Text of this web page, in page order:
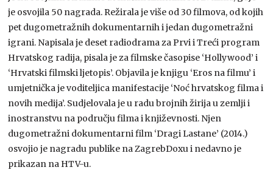
je osvojila 50 nagrada. Režirala je više od 30 filmova, od kojih
pet dugometražnih dokumentarnih i jedan dugometražni
igrani. Napisala je deset radiodrama za Prvi i Treći program
Hrvatskog radija, pisala je za filmske časopise ‘Hollywood’ i
‘Hrvatski filmski ljetopis’. Objavila je knjigu ‘Eros na filmu’ i
umjetnička je voditeljica manifestacije ‘Noć hrvatskog filma i
novih medija’. Sudjelovala je u radu brojnih žirija u zemlji i
inostranstvu na području filma i književnosti. Njen
dugometražni dokumentarni film ‘Dragi Lastane’ (2014.)
osvojio je nagradu publike na ZagrebDoxu i nedavno je
prikazan na HTV-u.